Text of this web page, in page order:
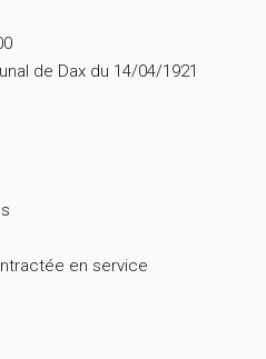
de Dax du 14/04/1921
en service